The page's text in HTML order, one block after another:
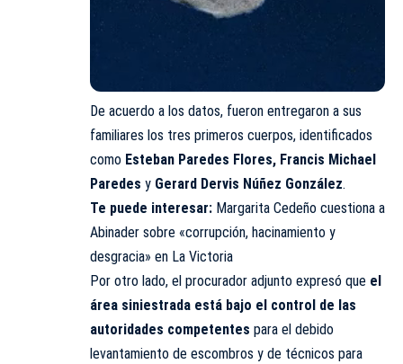
De acuerdo a los datos, fueron entregaron a sus
familiares los tres primeros cuerpos, identificados
como Esteban Paredes Flores, Francis Michael
Paredes y Gerard Dervis Núñez González.
Te puede interesar: Margarita Cedeño cuestiona a
Abinader sobre «corrupción, hacinamiento y
desgracia» en La Victoria
Por otro lado, el procurador adjunto expresó que el
área siniestrada está bajo el control de las
autoridades competentes para el debido
levantamiento de escombros y de técnicos para